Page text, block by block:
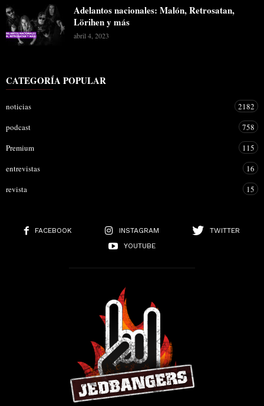
Adelantos nacionales: Malón, Retrosatan,
Lörihen y más
abril 4, 2023
CATEGORÍA POPULAR
noticias
2182
podcast
758
Premium
115
entrevistas
16
revista
15
FACEBOOK INSTAGRAM
TWITTER
YOUTUBE